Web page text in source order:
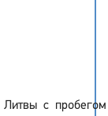
Литвы с пробегом